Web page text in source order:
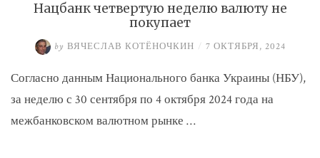
Нацбанк четвертую неделю валюту не
покупает
by ВЯЧЕСЛАВ КОТЁНОЧКИН / 7 ОКТЯБРЯ, 2024
Согласно данным Национального банка Украины (НБУ),
за неделю с 30 сентября по 4 октября 2024 года на
межбанковском валютном рынке …